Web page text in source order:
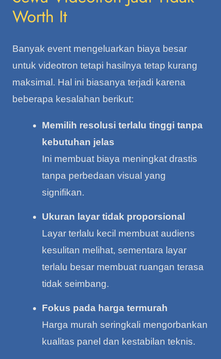
Worth It
Banyak event mengeluarkan biaya besar
untuk videotron tetapi hasilnya tetap kurang
maksimal. Hal ini biasanya terjadi karena
beberapa kesalahan berikut:
Memilih resolusi terlalu tinggi tanpa
kebutuhan jelas
Ini membuat biaya meningkat drastis
tanpa perbedaan visual yang
signifikan.
Ukuran layar tidak proporsional
Layar terlalu kecil membuat audiens
kesulitan melihat, sementara layar
terlalu besar membuat ruangan terasa
tidak seimbang.
Fokus pada harga termurah
Harga murah seringkali mengorbankan
kualitas panel dan kestabilan teknis.